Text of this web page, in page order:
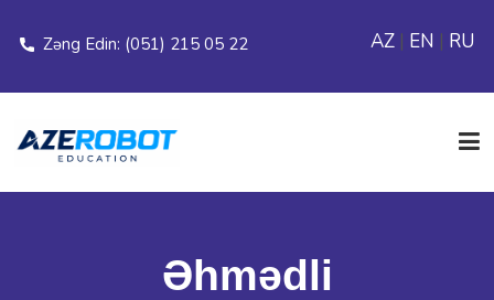
Zəng Edin: (051) 215 05 22 AZ | EN | RU
Əhmədli